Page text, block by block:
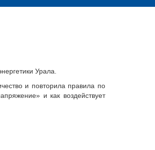
Урала.
и повторила правила по
и как воздействует